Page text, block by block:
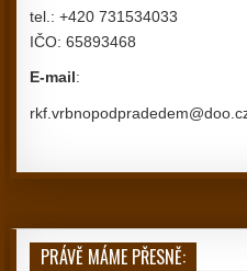
tel.: +420 731534033
IČO: 65893468
E-mail:
PRÁVĚ MÁME PŘESNĚ: